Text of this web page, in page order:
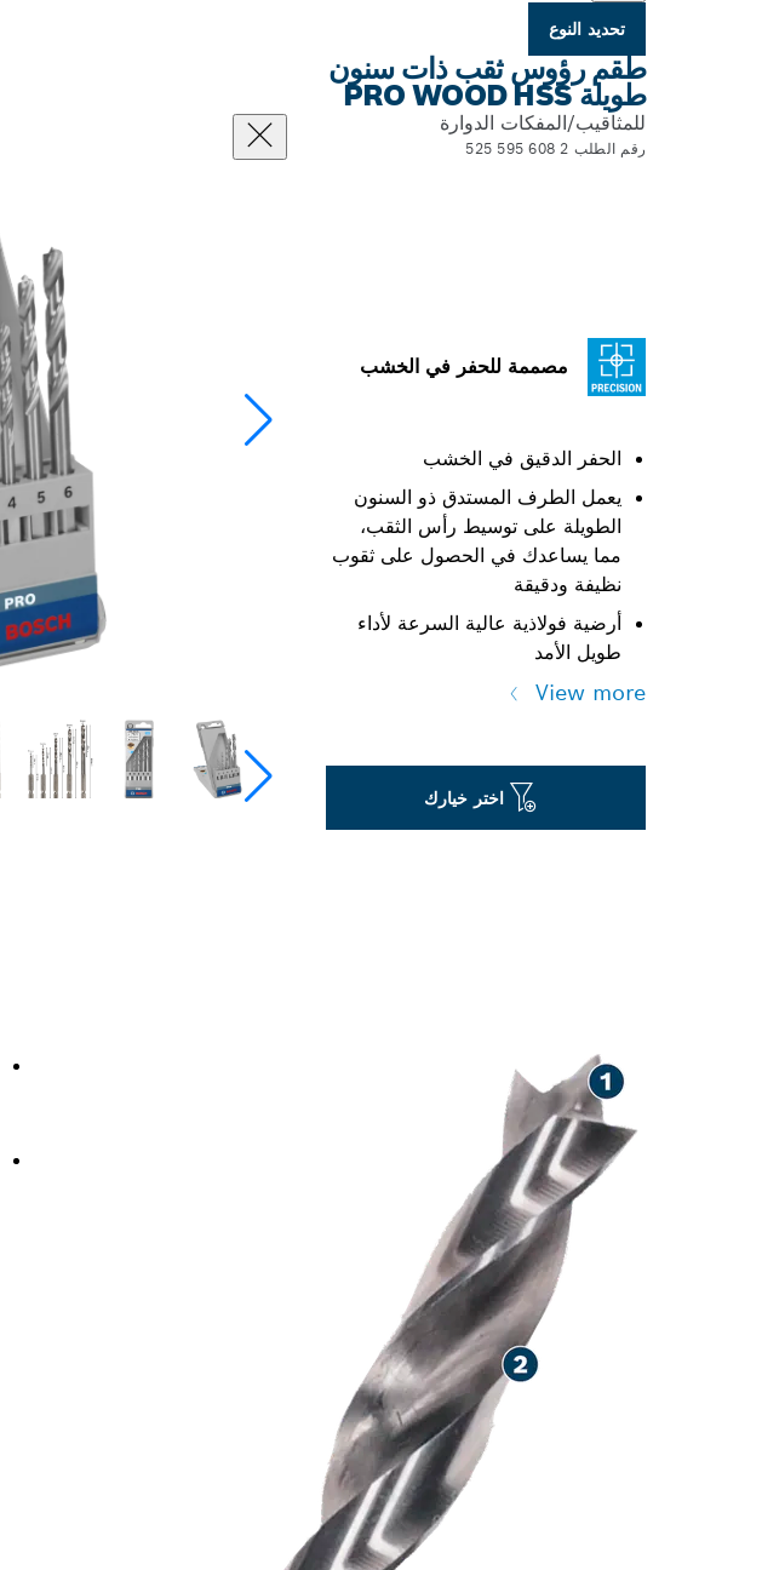
تحديد النوع
طقم رؤوس ثقب ذات سنون
طويلة PRO WOOD HSS
للمثاقيب/المفكات الدوارة
رقم الطلب 2 608 595 525
مصممة للحفر في الخشب
الحفر الدقيق في الخشب
يعمل الطرف المستدق ذو السنون
الطويلة‬ على توسيط رأس الثقب،
مما يساعدك في الحصول على ثقوب
نظيفة ودقيقة
أرضية فولاذية عالية السرعة لأداء
طويل الأمد
View more
اختر خيارك